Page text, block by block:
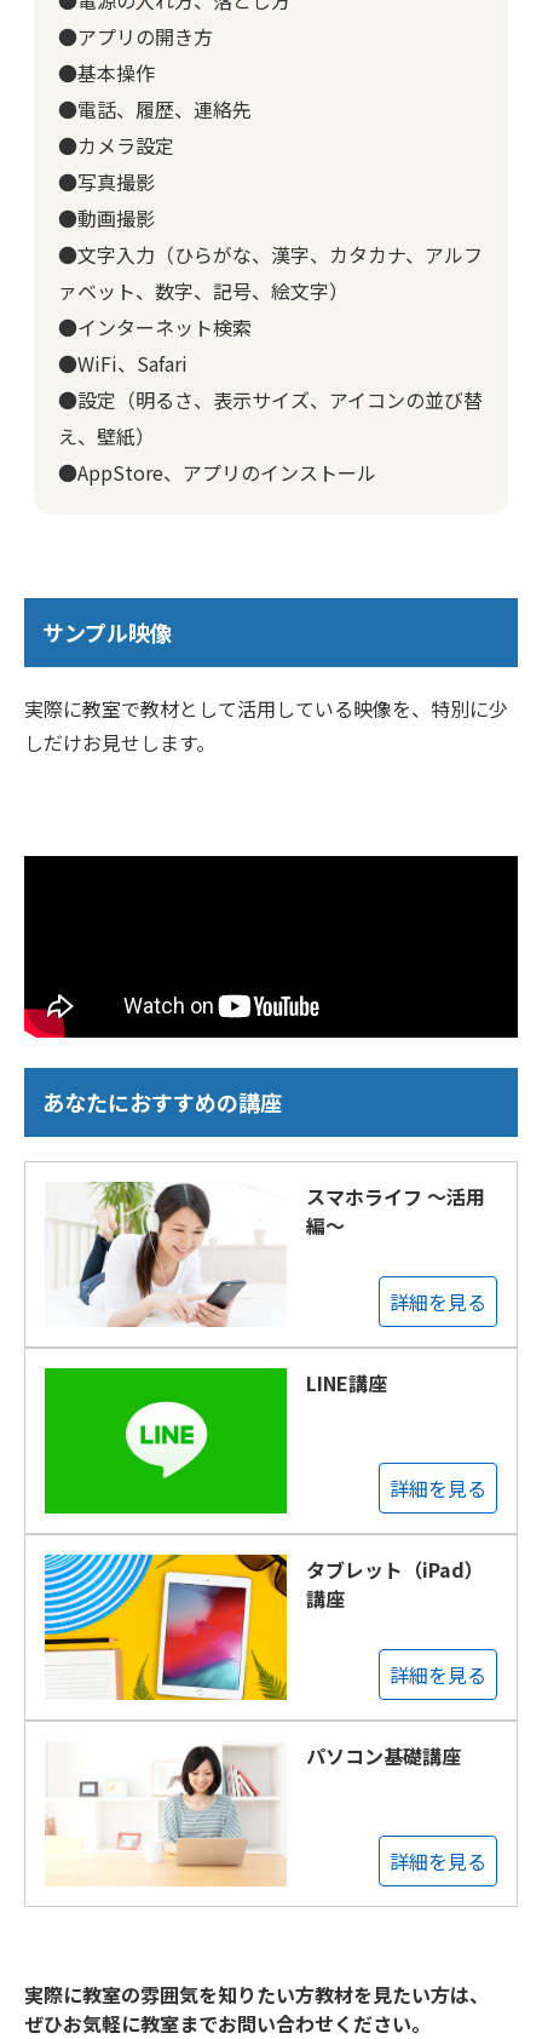
●アプリの開き方
●基本操作
●電話、履歴、連絡先
●カメラ設定
●写真撮影
●動画撮影
●文字入力（ひらがな、漢字、カタカナ、アルフ
ァベット、数字、記号、絵文字）
●インターネット検索
●WiFi、Safari
●設定（明るさ、表示サイズ、アイコンの並び替
え、壁紙）
●AppStore、アプリのインストール
サンプル映像
実際に教室で教材として活用している映像を、特別に少
しだけお見せします。
あなたにおすすめの講座
スマホライフ ～活用
編～
詳細を見る
LINE講座
詳細を見る
タブレット（iPad）
講座
詳細を見る
パソコン基礎講座
詳細を見る
実際に教室の雰囲気を知りたい方教材を見たい方は、
ぜひお気軽に教室までお問い合わせください。